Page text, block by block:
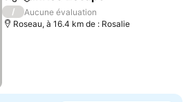
Ajouter à mes favoris
/
Aucune évaluation
Roseau, à 16.4 km de : Rosalie